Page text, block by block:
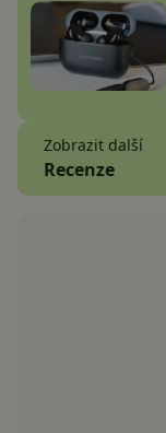
Zobrazit další
Recenze